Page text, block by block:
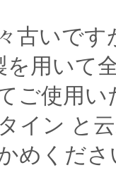
古いで
を用いて
ご使用
イン と
めくだ